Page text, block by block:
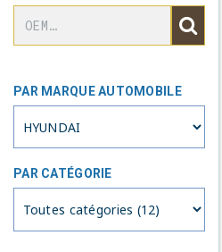
PAR MARQUE AUTOMOBILE
PAR CATÉGORIE